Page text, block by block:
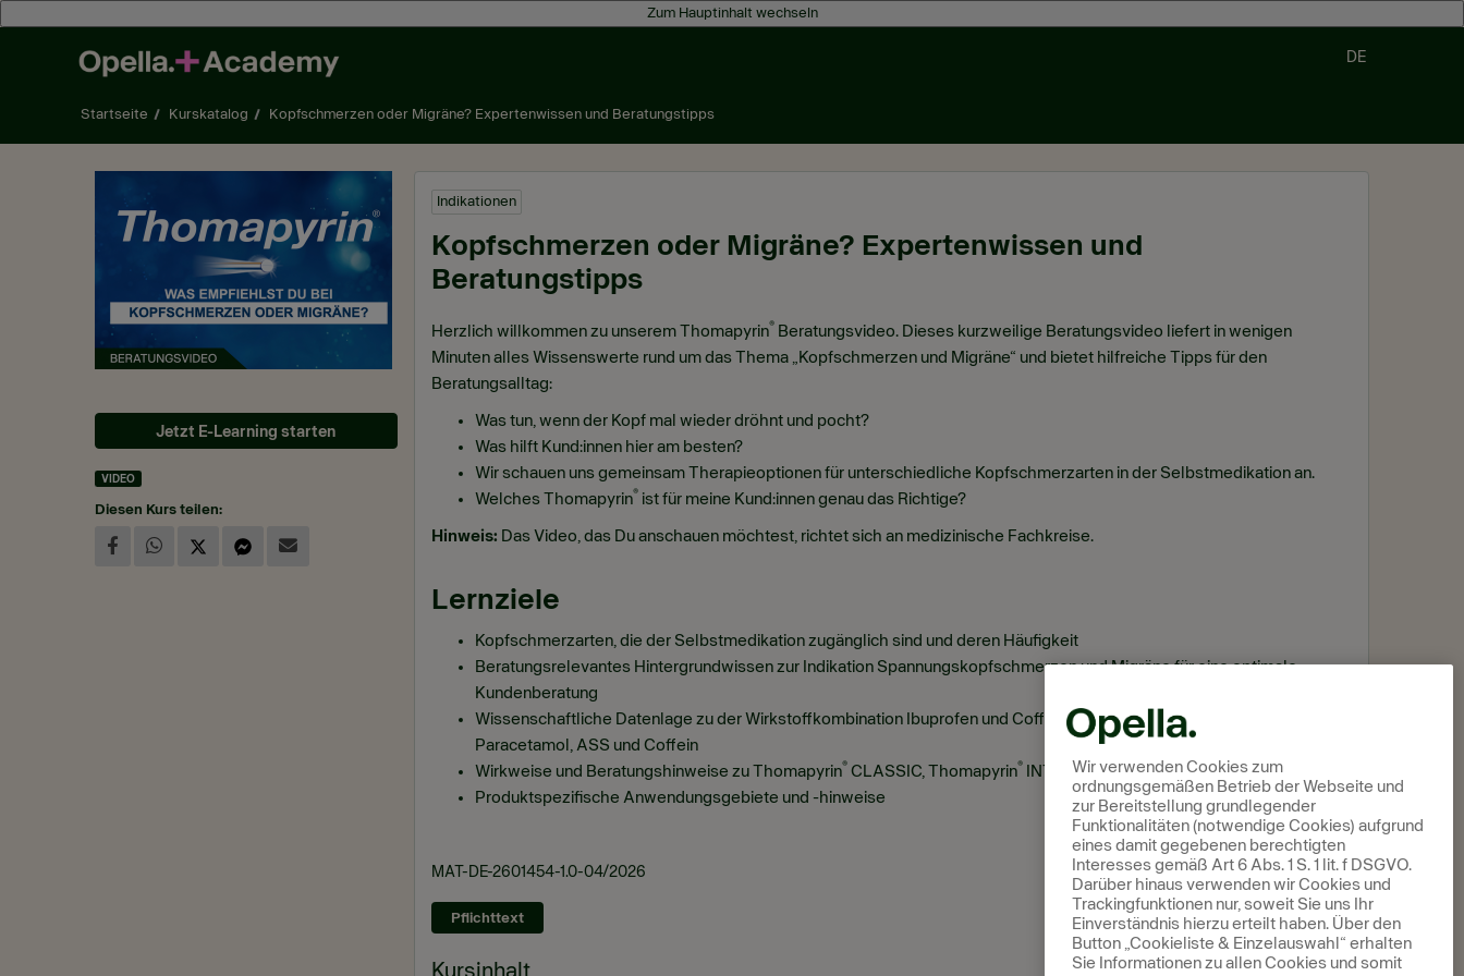
Zum Hauptinhalt wechseln
Zum Hauptinhalt wechseln
DE
Startseite Kurskatalog Kopfschmerzen oder Migräne? Expertenwissen und Beratungstipps
Jetzt E-Learning starten
VIDEO
Diesen Kurs teilen:
Indikationen
Kopfschmerzen oder Migräne? Expertenwissen und
Beratungstipps
Herzlich willkommen zu unserem Thomapyrin® Beratungsvideo. Dieses kurzweilige Beratungsvideo liefert in wenigen
Minuten alles Wissenswerte rund um das Thema „Kopfschmerzen und Migräne“ und bietet hilfreiche Tipps für den
Beratungsalltag:
Was tun, wenn der Kopf mal wieder dröhnt und pocht?
Was hilft Kund:innen hier am besten?
Wir schauen uns gemeinsam Therapieoptionen für unterschiedliche Kopfschmerzarten in der Selbstmedikation an.
Welches Thomapyrin® ist für meine Kund:innen genau das Richtige?
Hinweis: Das Video, das Du anschauen möchtest, richtet sich an medizinische Fachkreise.
Lernziele
Kopfschmerzarten, die der Selbstmedikation zugänglich sind und deren Häufigkeit
Beratungsrelevantes Hintergrundwissen zur Indikation Spannungskopfschmerzen und Migräne für eine optimale
Kundenberatung
Wissenschaftliche Datenlage zu der Wirkstoffkombination Ibuprofen und Coffein sowie der Dreier-Kombination aus
Paracetamol, ASS und Coffein
Wirkweise und Beratungshinweise zu Thomapyrin® CLASSIC, Thomapyrin® INTENSIV und Thomapyrin®TENSION DUO
Produktspezifische Anwendungsgebiete und -hinweise
MAT-DE-2601454-1.0-04/2026
Pflichttext
Kursinhalt
Wir verwenden Cookies zum
ordnungsgemäßen Betrieb der Webseite und
zur Bereitstellung grundlegender
Funktionalitäten (notwendige Cookies) aufgrund
eines damit gegebenen berechtigten
Interesses gemäß Art 6 Abs. 1 S. 1 lit. f DSGVO.
Darüber hinaus verwenden wir Cookies und
Trackingfunktionen nur, soweit Sie uns Ihr
Einverständnis hierzu erteilt haben. Über den
Button „Cookieliste & Einzelauswahl“ erhalten
Sie Informationen zu allen Cookies und somit